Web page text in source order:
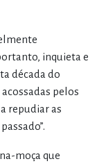
inquieta e
década do
pelos
repudiar as
moça que